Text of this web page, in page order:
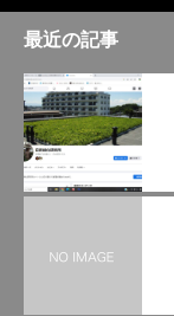
最近の記事